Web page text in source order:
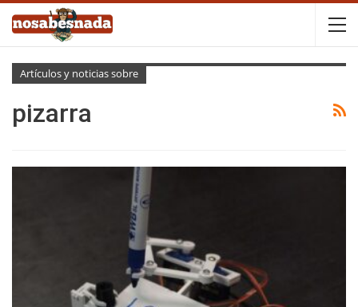
Artículos y noticias sobre
pizarra